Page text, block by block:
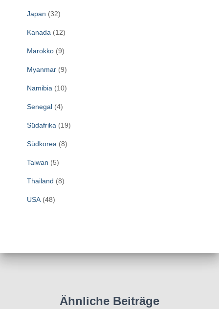
Japan (32)
Kanada (12)
Marokko (9)
Myanmar (9)
Namibia (10)
Senegal (4)
Südafrika (19)
Südkorea (8)
Taiwan (5)
Thailand (8)
USA(48)
Ähnliche Beiträge